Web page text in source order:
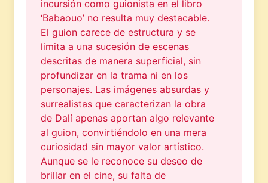
incursión como guionista en el libro
‘Babaouo’ no resulta muy destacable.
El guion carece de estructura y se
limita a una sucesión de escenas
descritas de manera superficial, sin
profundizar en la trama ni en los
personajes. Las imágenes absurdas y
surrealistas que caracterizan la obra
de Dalí apenas aportan algo relevante
al guion, convirtiéndolo en una mera
curiosidad sin mayor valor artístico.
Aunque se le reconoce su deseo de
brillar en el cine, su falta de